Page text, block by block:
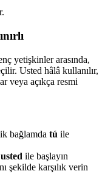
yetişkinler arasında,
Usted hâlâ kullanılır,
veya açıkça resmi
bağlamda tú ile
usted ile başlayın
şekilde karşılık verin